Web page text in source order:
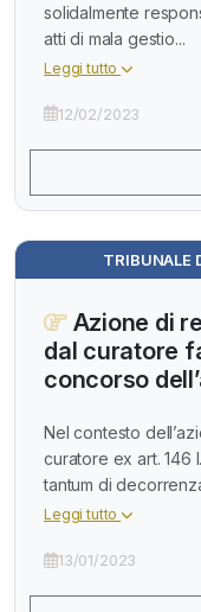
solidalmente
atti di mala gestio...
Leggi tutto
12/02/2023
TRIBUNALE
Azione di
dal curatore
concorso
Nel contesto
curatore ex art. 146
tantum di
Leggi tutto
13/01/2023